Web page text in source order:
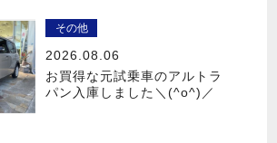
その他
2026.08.06
お買得な元試乗車のアルトラ
パン入庫しました＼(^o^)／